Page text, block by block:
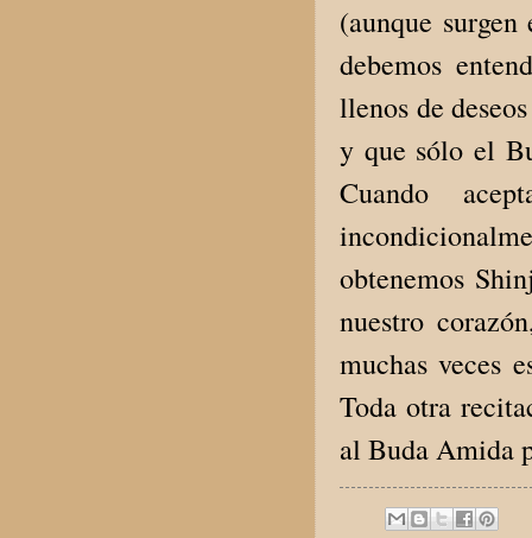
(aunque
debemos
llenos de
y que sólo el
Cuando
obtenemos
nuestro
muchas veces
Toda otra
al Buda Amida